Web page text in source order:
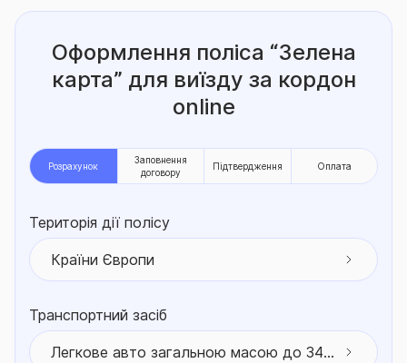
Оформлення поліса “Зелена
карта” для виїзду за кордон
online
Розрахунок
Заповнення
договору
Підтвердження Оплата
Територія дії полісу
Країни Європи
Транспортний засіб
Легкове авто загальною масою до 3400 кг